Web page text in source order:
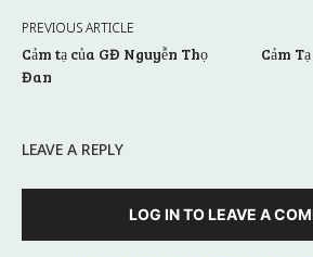
PREVIOUS ARTICLE
Cảm tạ của GĐ Nguyễn Thọ
Đan
Cảm
LEAVE A REPLY
LOG IN TO LEAVE A